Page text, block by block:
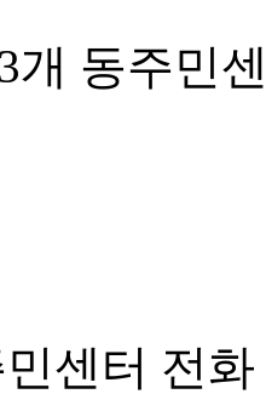
개 동주민
센터 전